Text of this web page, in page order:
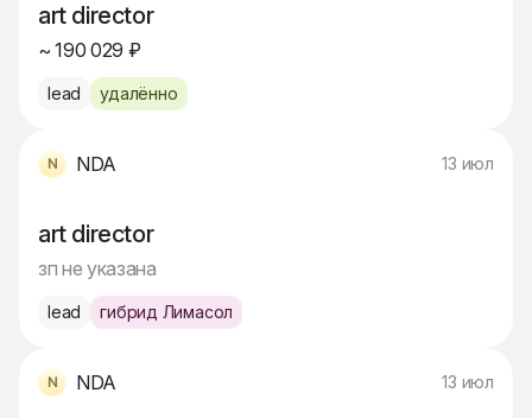
art director
~ 190 029 ₽
lead удалённо
NDA 13 июл
art director
зп не указана
lead гибрид Лимасол
NDA 13 июл